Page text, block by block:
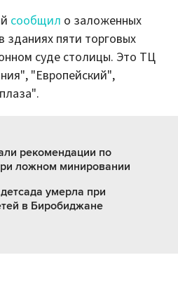
сообщил о заложенных
зданиях пяти торговых
суде столицы. Это ТЦ
"Европейский",
рекомендации по
ложном минировании
умерла при
в Биробиджане